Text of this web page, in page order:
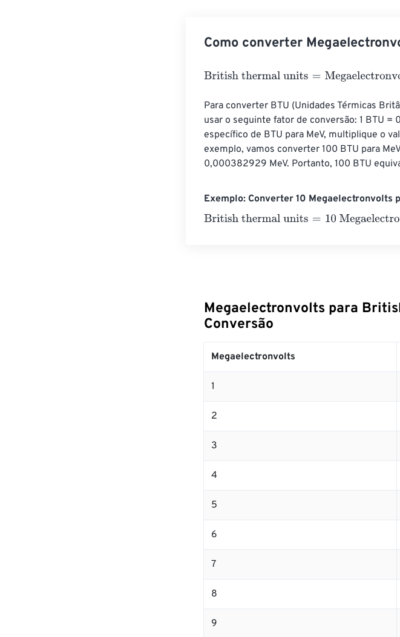
Como converter
British thermal units=Megaelectronvolts×
Para converter BTU (Unidades Térmicas
usar o seguinte fator de conversão: 1 BTU
específico de BTU para MeV, multiplique o
exemplo, vamos converter 100 BTU para
0,000382929 MeV. Portanto, 100 BTU
Exemplo: Converter 10 Megaelectronvolts
British thermal units=10 Megaelectronvolts×
Megaelectronvolts para
Conversão
Megaelectronvolts
1
2
3
4
5
6
7
8
9